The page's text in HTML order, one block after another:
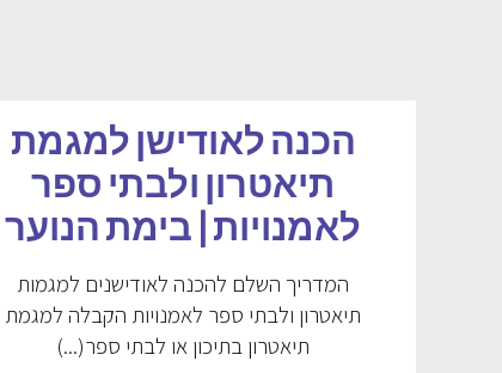
הכנה לאודישן למגמת
תיאטרון ולבתי ספר
לאמנויות | בימת הנוער
המדריך השלם להכנה לאודישנים למגמות
תיאטרון ולבתי ספר לאמנויות הקבלה למגמת
תיאטרון בתיכון או לבתי ספר(...)